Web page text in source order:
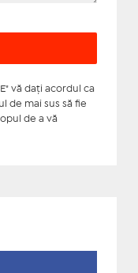
vă daţi acordul ca
de mai sus să fie
de a vă